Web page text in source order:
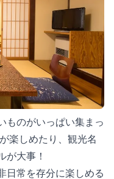
ものがいっぱい集まっ
楽しめたり、観光名
が大事！
日常を存分に楽しめる